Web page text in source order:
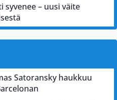
syvenee – uusi väite
Satoransky haukkuu